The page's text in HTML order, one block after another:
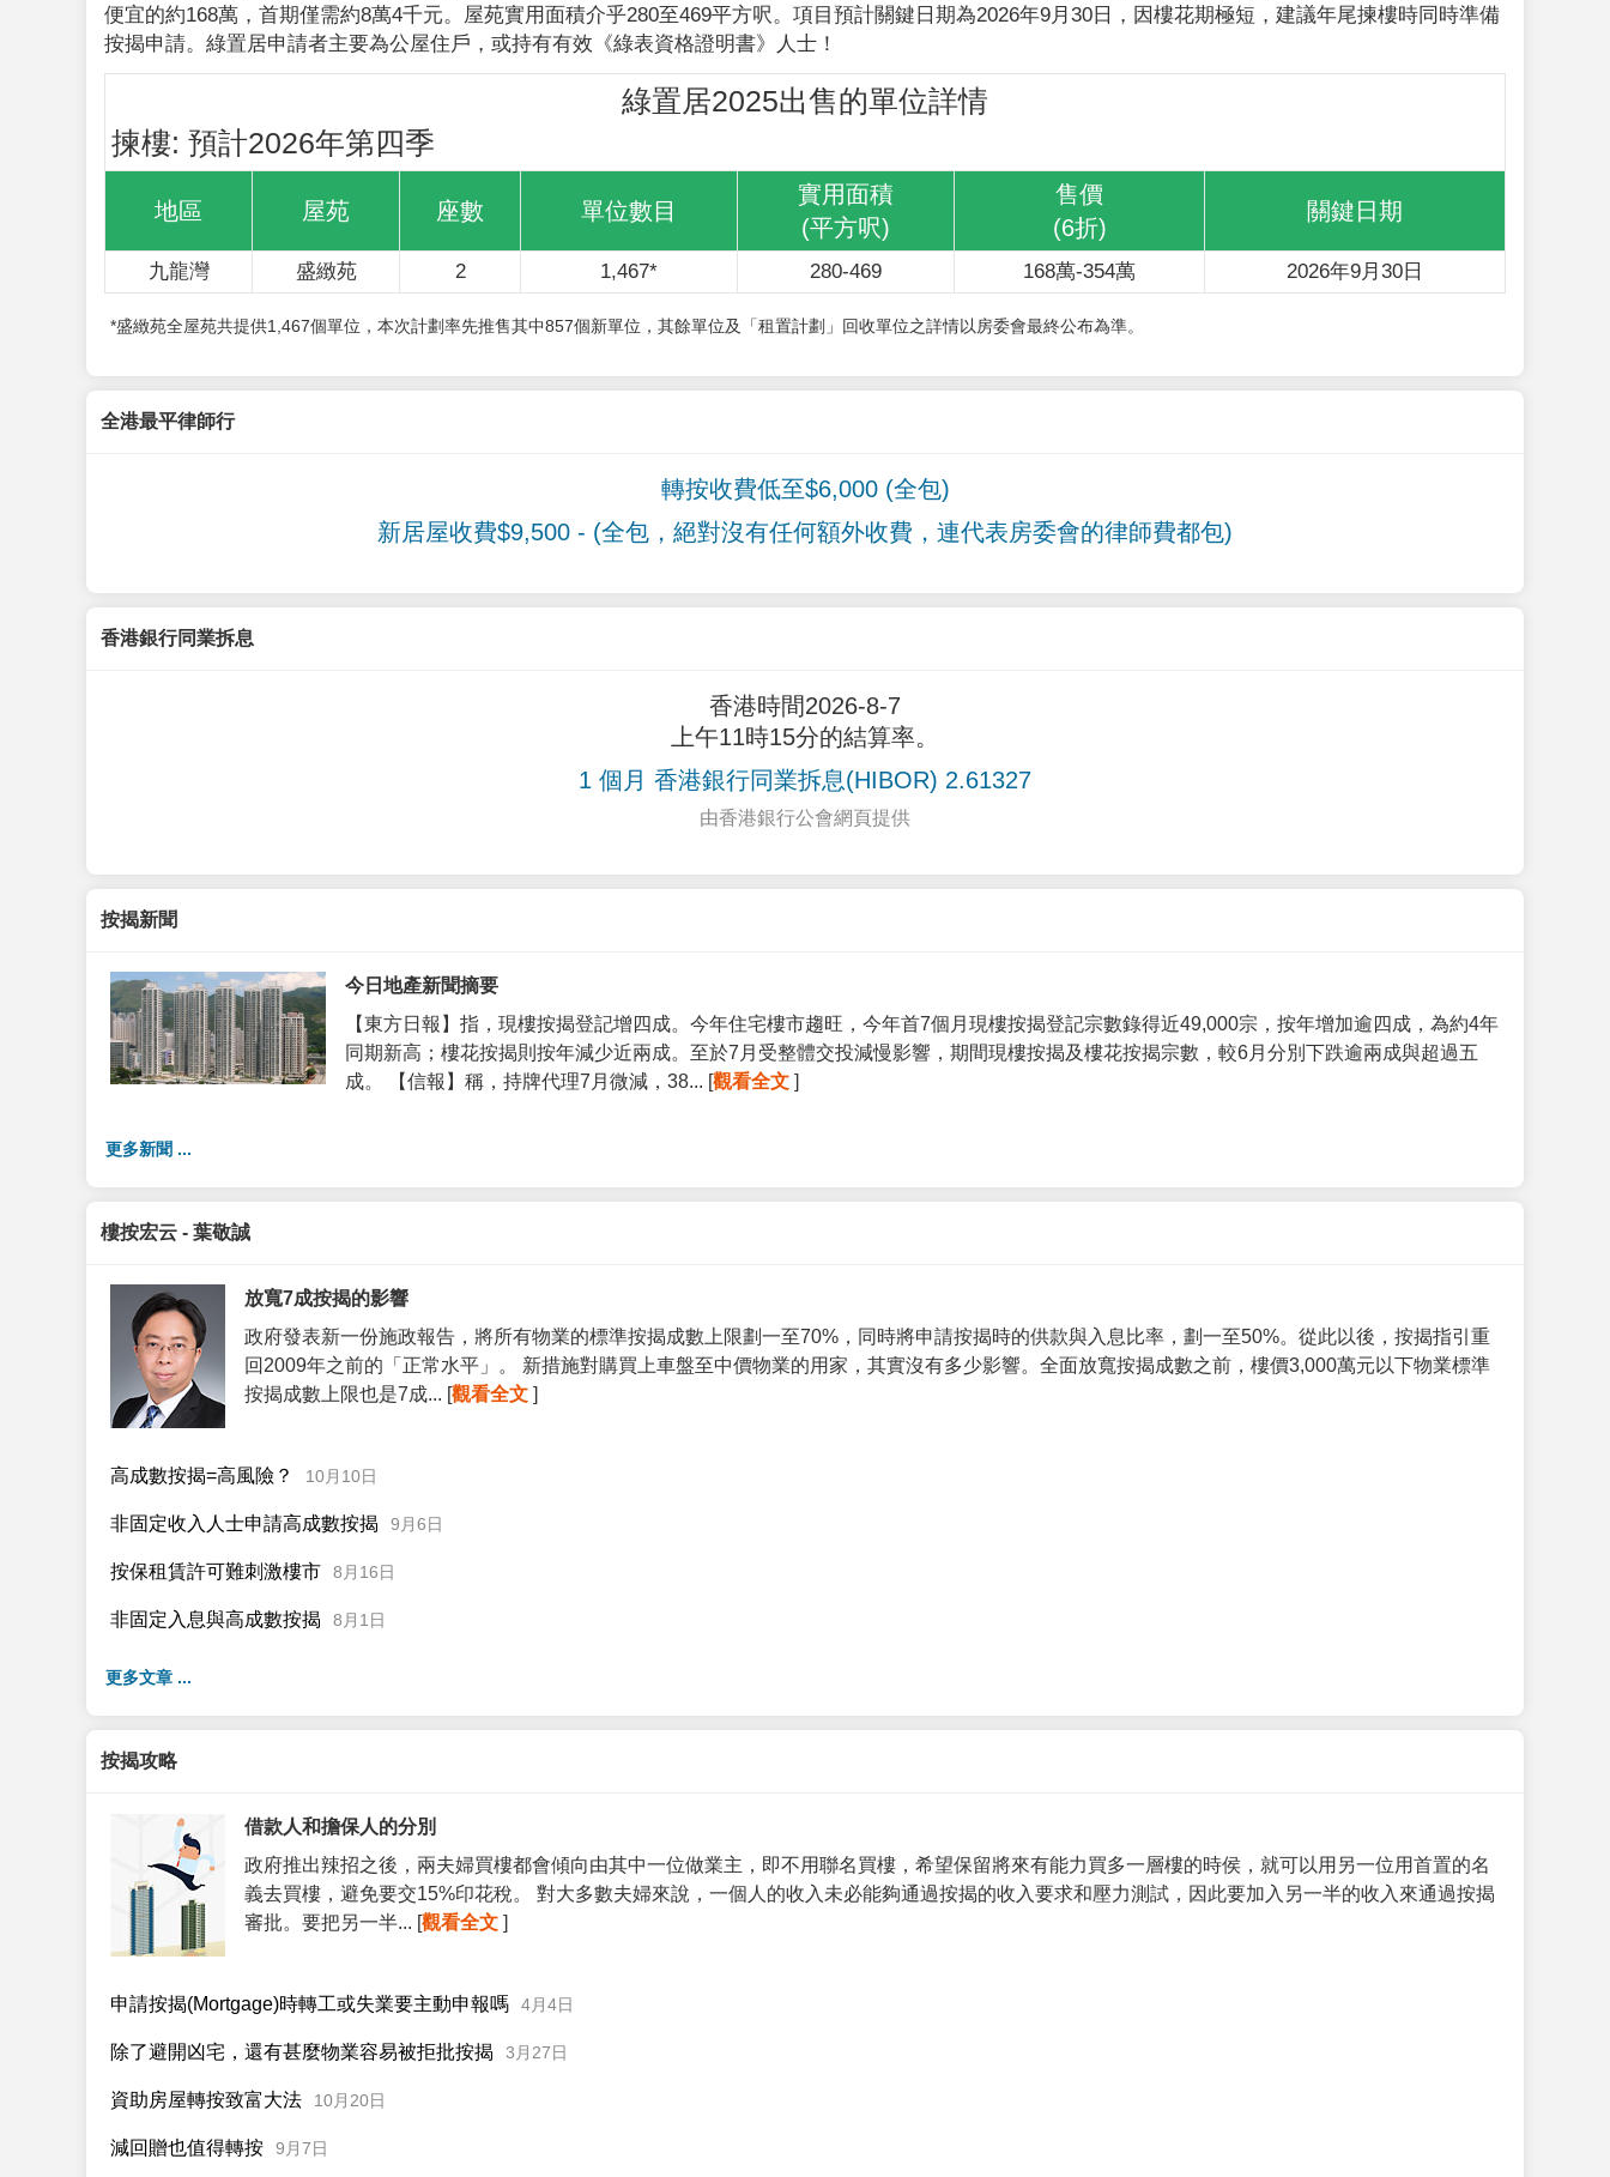
便宜的約168萬，首期僅需約8萬4千元。屋苑實用面積介乎280至469平方呎。項目預計關鍵日期為2026年9月30日，因樓花期極短，建議年尾揀樓時同時準備
按揭申請。綠置居申請者主要為公屋住戶，或持有有效《綠表資格證明書》人士！
綠置居2025出售的單位詳情
揀樓: 預計2026年第四季
地區 屋苑 座數 單位數目
實用面積
(平方呎)
售價
(6折)
關鍵日期
九龍灣 盛緻苑 2 1,467* 280-469 168萬-354萬 2026年9月30日
*盛緻苑全屋苑共提供1,467個單位，本次計劃率先推售其中857個新單位，其餘單位及「租置計劃」回收單位之詳情以房委會最終公布為準。
全港最平律師行
轉按收費低至$6,000 (全包)
新居屋收費$9,500 - (全包，絕對沒有任何額外收費，連代表房委會的律師費都包)
香港銀行同業拆息
香港時間2026-8-7
上午11時15分的結算率。
1 個月 香港銀行同業拆息(HIBOR) 2.61327
由香港銀行公會網頁提供
按揭新聞
今日地產新聞摘要
【東方日報】指，現樓按揭登記增四成。今年住宅樓市趨旺，今年首7個月現樓按揭登記宗數錄得近49,000宗，按年增加逾四成，為約4年
同期新高；樓花按揭則按年減少近兩成。至於7月受整體交投減慢影響，期間現樓按揭及樓花按揭宗數，較6月分別下跌逾兩成與超過五
成。 【信報】稱，持牌代理7月微減，38... [觀看全文 ]
更多新聞 ...
樓按宏云 - 葉敬誠
放寬7成按揭的影響
政府發表新一份施政報告，將所有物業的標準按揭成數上限劃一至70%，同時將申請按揭時的供款與入息比率，劃一至50%。從此以後，按揭指引重
回2009年之前的「正常水平」。 新措施對購買上車盤至中價物業的用家，其實沒有多少影響。全面放寬按揭成數之前，樓價3,000萬元以下物業標準
按揭成數上限也是7成... [觀看全文 ]
高成數按揭=高風險？ 10月10日
非固定收入人士申請高成數按揭 9月6日
按保租賃許可難刺激樓市 8月16日
非固定入息與高成數按揭 8月1日
更多文章 ...
按揭攻略
借款人和擔保人的分別
政府推出辣招之後，兩夫婦買樓都會傾向由其中一位做業主，即不用聯名買樓，希望保留將來有能力買多一層樓的時侯，就可以用另一位用首置的名
義去買樓，避免要交15%印花稅。 對大多數夫婦來說，一個人的收入未必能夠通過按揭的收入要求和壓力測試，因此要加入另一半的收入來通過按揭
審批。要把另一半... [觀看全文 ]
申請按揭(Mortgage)時轉工或失業要主動申報嗎 4月4日
除了避開凶宅，還有甚麼物業容易被拒批按揭 3月27日
資助房屋轉按致富大法 10月20日
減回贈也值得轉按 9月7日